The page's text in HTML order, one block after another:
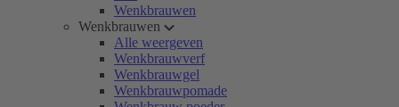
Wenkbrauwen
Wenkbrauwen
Alle weergeven
Wenkbrauwverf
Wenkbrauwgel
Wenkbrauwpomade